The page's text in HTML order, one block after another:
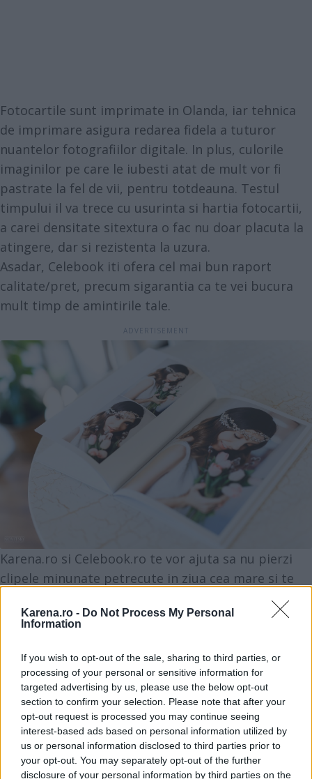
Karena.ro - Do Not Process My Personal
Information
If you wish to opt-out of the sale, sharing to third parties, or
processing of your personal or sensitive information for
targeted advertising by us, please use the below opt-out
section to confirm your selection. Please note that after your
opt-out request is processed you may continue seeing
interest-based ads based on personal information utilized by
us or personal information disclosed to third parties prior to
your opt-out. You may separately opt-out of the further
disclosure of your personal information by third parties on the
Fotocartile sunt imprimate in Olanda, iar tehnica
de imprimare asigura redarea fidela a tuturor
nuantelor fotografiilor digitale. In plus, culorile
imaginilor pe care le iubesti atat de mult vor fi
pastrate la fel de vii, pentru totdeauna. Testul
timpului il va trece cu usurinta si hartia fotocartii,
a carei densitate sitextura o fac nu doar placuta la
atingere, dar si rezistenta la uzura.
Asadar, Celebook iti ofera cel mai bun raport
calitate/pret, precum sigarantia ca te vei bucura
mult timp de amintirile tale.
Karena.ro si Celebook.ro te vor ajuta sa nu pierzi
clipele minunate petrecute in ziua cea mare si te
invita la concurs. Poti castiga premiul cel mare, o
fotocarte de pe celebook.ro,in valoare de 179 de
RON, fiecare.
Vezi și
Lucruri pe care sa le faci in fata
iubitului inainte de nunta